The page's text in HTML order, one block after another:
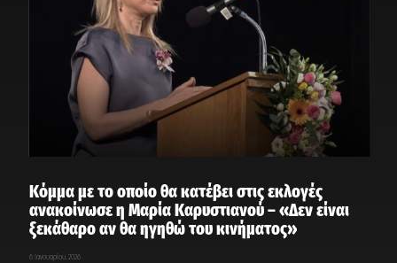
Κόμμα με το οποίο θα κατέβει στις εκλογές
ανακοίνωσε η Μαρία Καρυστιανού – «Δεν είναι
ξεκάθαρο αν θα ηγηθώ του κινήματος»
6 Ιανουαρίου, 2026